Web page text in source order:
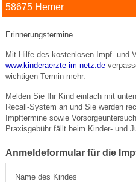
58675 Hemer
Erinnerungstermine
Mit Hilfe des kostenlosen Impf- und
www.kinderaerzte-im-netz.de
wichtigen Termin mehr.
Melden Sie Ihr Kind einfach mit
Recall-System an und Sie werden
Impftermine sowie
Praxisgebühr fällt beim Kinder- und
Anmeldeformular für die
Name des Kindes